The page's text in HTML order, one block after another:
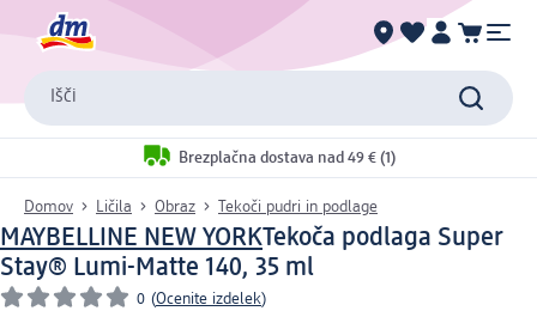
Išči
Brezplačna dostava nad 49 € (1)
Domov Ličila Obraz Tekoči pudri in podlage
MAYBELLINE NEW YORKTekoča podlaga Super
Stay® Lumi-Matte 140, 35 ml
0 (Ocenite izdelek)